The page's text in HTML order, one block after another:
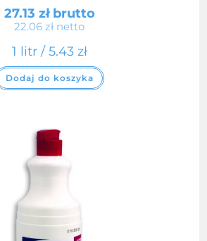
27.13 złbrutto
22.06 zł netto
1 litr / 5.43 zł
Dodaj do koszyka